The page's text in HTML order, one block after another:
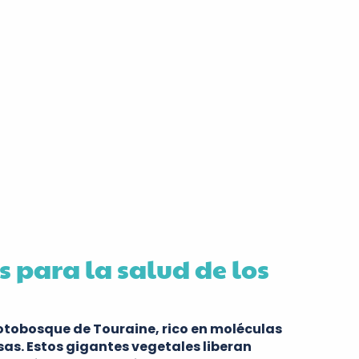
para la salud de los
de Touraine, rico en moléculas
Estos gigantes vegetales liberan